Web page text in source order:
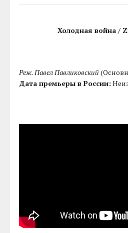
Холодная война /
Реж. Павел Павликовский
Дата премьеры в России: